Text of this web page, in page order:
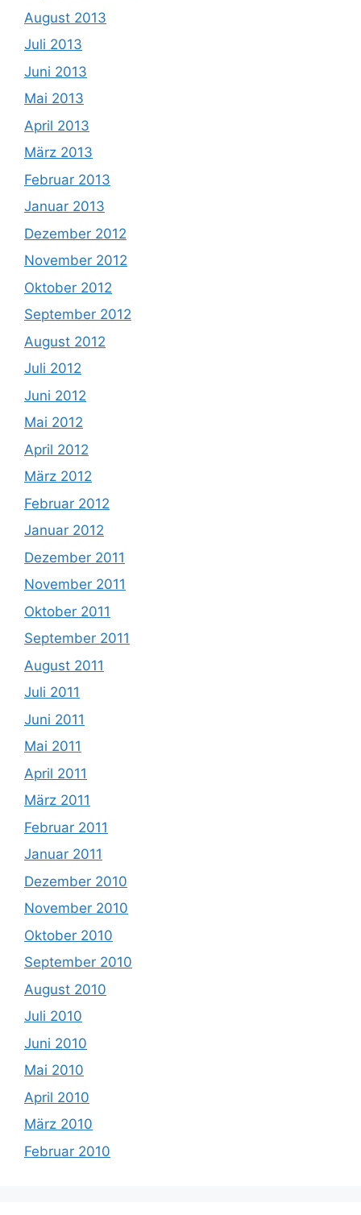
August 2013
Juli 2013
Juni 2013
Mai 2013
April 2013
März 2013
Februar 2013
Januar 2013
Dezember 2012
November 2012
Oktober 2012
September 2012
August 2012
Juli 2012
Juni 2012
Mai 2012
April 2012
März 2012
Februar 2012
Januar 2012
Dezember 2011
November 2011
Oktober 2011
September 2011
August 2011
Juli 2011
Juni 2011
Mai 2011
April 2011
März 2011
Februar 2011
Januar 2011
Dezember 2010
November 2010
Oktober 2010
September 2010
August 2010
Juli 2010
Juni 2010
Mai 2010
April 2010
März 2010
Februar 2010